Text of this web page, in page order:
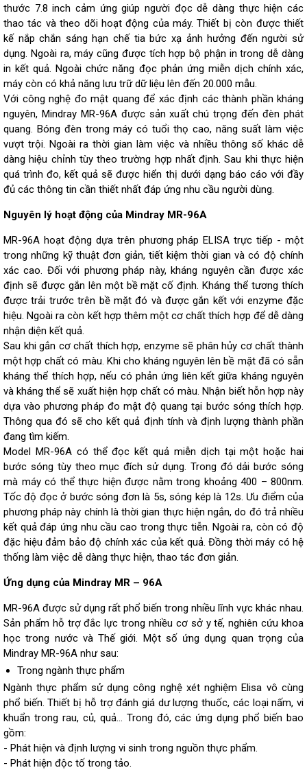
thước 7.8 inch cảm ứng giúp người đọc dễ dàng thực hiện các
thao tác và theo dõi hoạt động của máy. Thiết bị còn được thiết
kế nắp chắn sáng hạn chế tia bức xạ ảnh hưởng đến người sử
dụng. Ngoài ra, máy cũng được tích hợp bộ phận in trong dễ dàng
in kết quả. Ngoài chức năng đọc phản ứng miễn dịch chính xác,
máy còn có khả năng lưu trữ dữ liệu lên đến 20.000 mẫu.
Với công nghệ đo mật quang để xác định các thành phần kháng
nguyên, Mindray MR-96A được sản xuất chú trọng đến đèn phát
quang. Bóng đèn trong máy có tuổi thọ cao, năng suất làm việc
vượt trội. Ngoài ra thời gian làm việc và nhiều thông số khác dễ
dàng hiệu chỉnh tùy theo trường hợp nhất định. Sau khi thực hiện
quá trình đo, kết quả sẽ được hiển thị dưới dạng báo cáo với đầy
đủ các thông tin cần thiết nhất đáp ứng nhu cầu người dùng.
Nguyên lý hoạt động của Mindray MR-96A
MR-96A hoạt động dựa trên phương pháp ELISA trực tiếp - một
trong những kỹ thuật đơn giản, tiết kiệm thời gian và có độ chính
xác cao. Đối với phương pháp này, kháng nguyên cần được xác
định sẽ được gắn lên một bề mặt cố định. Kháng thể tương thích
được trải trước trên bề mặt đó và được gắn kết với enzyme đặc
hiệu. Ngoài ra còn kết hợp thêm một cơ chất thích hợp để dễ dàng
nhận diện kết quả.
Sau khi gắn cơ chất thích hợp, enzyme sẽ phân hủy cơ chất thành
một hợp chất có màu. Khi cho kháng nguyên lên bề mặt đã có sẵn
kháng thể thích hợp, nếu có phản ứng liên kết giữa kháng nguyên
và kháng thể sẽ xuất hiện hợp chất có màu. Nhận biết hỗn hợp này
dựa vào phương pháp đo mật độ quang tại bước sóng thích hợp.
Thông qua đó sẽ cho kết quả định tính và định lượng thành phần
đang tìm kiếm.
Model MR-96A có thể đọc kết quả miễn dịch tại một hoặc hai
bước sóng tùy theo mục đích sử dụng. Trong đó dải bước sóng
mà máy có thể thực hiện được nằm trong khoảng 400 – 800nm.
Tốc độ đọc ở bước sóng đơn là 5s, sóng kép là 12s. Ưu điểm của
phương pháp này chính là thời gian thực hiện ngắn, do đó trả nhiều
kết quả đáp ứng nhu cầu cao trong thực tiễn. Ngoài ra, còn có độ
đặc hiệu đảm bảo độ chính xác của kết quả. Đồng thời máy có hệ
thống làm việc dễ dàng thực hiện, thao tác đơn giản.
Ứng dụng của Mindray MR – 96A
MR-96A được sử dụng rất phổ biến trong nhiều lĩnh vực khác nhau.
Sản phẩm hỗ trợ đắc lực trong nhiều cơ sở y tế, nghiên cứu khoa
học trong nước và Thế giới. Một số ứng dụng quan trọng của
Mindray MR-96A như sau:
Trong ngành thực phẩm
Ngành thực phẩm sử dụng công nghệ xét nghiệm Elisa vô cùng
phổ biến. Thiết bị hỗ trợ đánh giá dư lượng thuốc, các loại nấm, vi
khuẩn trong rau, củ, quả… Trong đó, các ứng dụng phổ biến bao
gồm:
- Phát hiện và định lượng vi sinh trong nguồn thực phẩm.
- Phát hiện độc tố trong tảo.